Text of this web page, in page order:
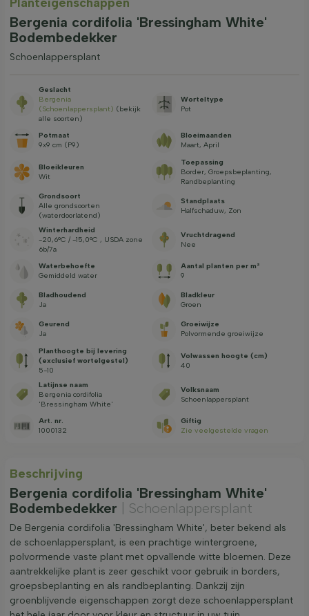
Bergenia cordifolia 'Bressingham White'
Bodembedekker
Schoenlappersplant
Geslacht
Bergenia
(Schoenlappersplant) (bekijk
alle soorten)
Worteltype
Pot
Potmaat
9x9 cm (P9)
Bloeimaanden
Maart, April
Bloeikleuren
Wit
Toepassing
Border, Groepsbeplanting,
Randbeplanting
Grondsoort
Alle grondsoorten
(waterdoorlatend)
Standplaats
Halfschaduw, Zon
Winterhardheid
-20,6°C / -15,0°C , USDA zone
6b/7a
Vruchtdragend
Nee
Waterbehoefte
Gemiddeld water
Aantal planten per m²
9
Bladhoudend
Ja
Bladkleur
Groen
Geurend
Ja
Groeiwijze
Polvormende groeiwijze
Planthoogte bij levering
(exclusief wortelgestel)
5-10
Volwassen hoogte (cm)
40
Latijnse naam
Bergenia cordifolia
'Bressingham White'
Volksnaam
Schoenlappersplant
Art. nr.
1000132
Giftig
Zie veelgestelde vragen
Beschrijving
Bergenia cordifolia 'Bressingham White'
Bodembedekker
| Schoenlappersplant
De Bergenia cordifolia 'Bressingham White', beter bekend als
de schoenlappersplant, is een prachtige wintergroene,
polvormende vaste plant met opvallende witte bloemen. Deze
aantrekkelijke plant is zeer geschikt voor gebruik in borders,
groepsbeplanting en als randbeplanting. Dankzij zijn
groenblijvende eigenschappen zorgt deze schoenlappersplant